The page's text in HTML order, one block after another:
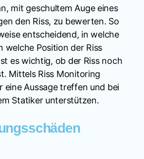
mit geschultem Auge eines
den Riss, zu bewerten. So
entscheidend, in welche
welche Position der Riss
es wichtig, ob der Riss noch
Mittels Riss Monitoring
eine Aussage treffen und bei
Statiker unterstützen.